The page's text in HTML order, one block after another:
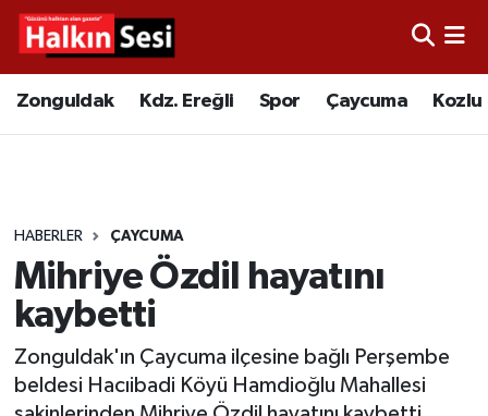
Zonguldak Kdz. Ereğli Spor Çaycuma Kozlu
HABERLER ÇAYCUMA
Mihriye Özdil hayatını
kaybetti
Zonguldak'ın Çaycuma ilçesine bağlı Perşembe
beldesi Hacıibadi Köyü Hamdioğlu Mahallesi
Video
Çaycuma
Alaplı
Asayiş
Merkez Hava Durumu
Süper Lig Puan Durumu ve Fikstür
Tüm Manşetler
Son Dakika Haberleri